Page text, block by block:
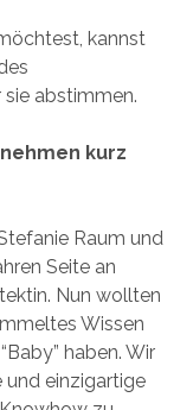
kannst
sie abstimmen.
kurz
Raum und
Seite an
Nun wollten
Wissen
haben. Wir
einzigartige